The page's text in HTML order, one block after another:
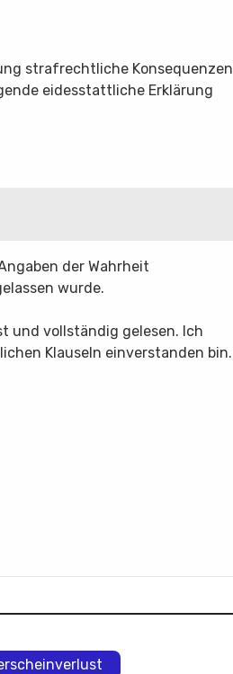
strafrechtliche Konsequenzen
eidesstattliche Erklärung
der Wahrheit
wurde.
und vollständig gelesen. Ich
Klauseln einverstanden bin.